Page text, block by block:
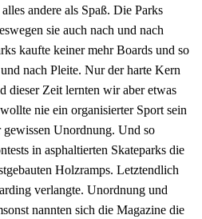
andere als Spaß. Die Parks
sie auch nach und nach
kaufte keiner mehr Boards und so
nach Pleite. Nur der harte Kern
dieser Zeit lernten wir aber etwas
nie ein organisierter Sport sein
gewissen Unordnung. Und so
in asphaltierten Skateparks die
Holzramps. Letztendlich
verlangte. Unordnung und
nannten sich die Magazine die